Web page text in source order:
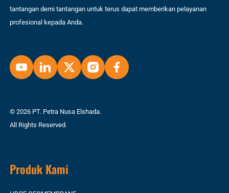
tantangan demi tantangan untuk terus dapat memberikan pelayanan
profesional kepada Anda.
© 2026 PT. Petra Nusa Elshada.
All Rights Reserved.
Produk Kami